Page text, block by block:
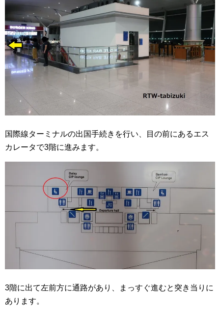
国際線ターミナルの出国手続きを行い、目の前にあるエス
カレータで3階に進みます。
3階に出て左前方に通路があり、まっすぐ進むと突き当りに
あります。